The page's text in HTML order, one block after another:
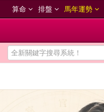
算命 排盤 馬年運勢